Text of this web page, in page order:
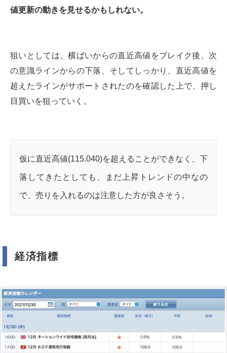
値更新の動きを見せるかもしれない。
狙いとしては、横ばいからの直近高値をブレイク後、次
の意識ラインからの下落、そしてしっかり、直近高値を
超えたラインがサポートされたのを確認した上で、押し
目買いを狙っていく。
仮に直近高値(115.040)を超えることができなく、下
落してきたとしても、まだ上昇トレンドの中なの
で、売りを入れるのは注意した方が良さそう。
経済指標